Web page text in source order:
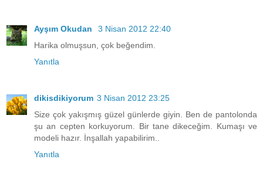
Ayşım Okudan
3 Nisan 2012 22:40
Harika olmuşsun, çok beğendim.
Yanıtla
dikisdikiyorum 3 Nisan 2012 23:25
Size çok yakışmış güzel günlerde giyin. Ben de pantolonda
şu an cepten korkuyorum. Bir tane dikeceğim. Kumaşı ve
modeli hazır. İnşallah yapabilirim..
Yanıtla